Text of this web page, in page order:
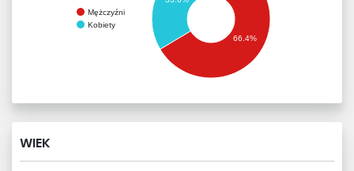
Mężczyźni
Kobiety
66.4%
WIEK